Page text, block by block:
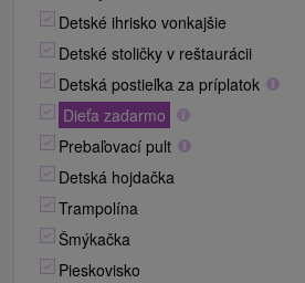
Detské ihrisko vonkajšie
Detské stoličky v reštaurácii
Detská postieľka za príplatok
Dieťa zadarmo
Prebaľovací pult
Detská hojdačka
Trampolína
Šmýkačka
Pieskovisko